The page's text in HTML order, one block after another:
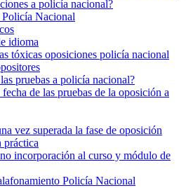
a policía nacional?
Policía Nacional
idioma
tóxicas oposiciones policía nacional
pruebas a policía nacional?
de las pruebas de la oposición a
vez superada la fase de oposición
incorporación al curso y módulo de
Policía Nacional